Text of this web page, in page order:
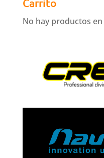
Carrito
No hay productos